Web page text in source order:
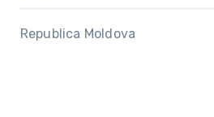
Republica Moldova